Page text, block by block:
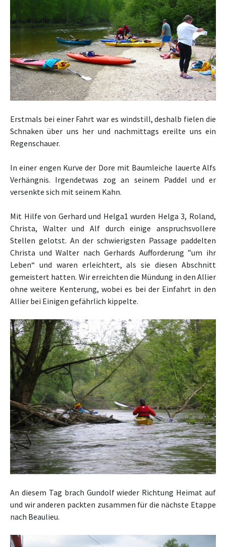
Erstmals bei einer Fahrt war es windstill, deshalb fielen die
Schnaken über uns her und nachmittags ereilte uns ein
Regenschauer.
In einer engen Kurve der Dore mit Baumleiche lauerte Alfs
Verhängnis. Irgendetwas zog an seinem Paddel und er
versenkte sich mit seinem Kahn.
Mit Hilfe von Gerhard und Helga1 wurden Helga 3, Roland,
Christa, Walter und Alf durch einige anspruchsvollere
Stellen gelotst. An der schwierigsten Passage paddelten
Christa und Walter nach Gerhards Aufforderung ”um ihr
Leben“ und waren erleichtert, als sie diesen Abschnitt
gemeistert hatten. Wirerreichten die Mündung in den Allier
ohne weitere Kenterung, wobei es bei der Einfahrt in den
Allier bei Einigen gefährlich kippelte.
An diesem Tag brach Gundolf wieder Richtung Heimat auf
und wir anderen packten zusammen für die nächste Etappe
nach Beaulieu.